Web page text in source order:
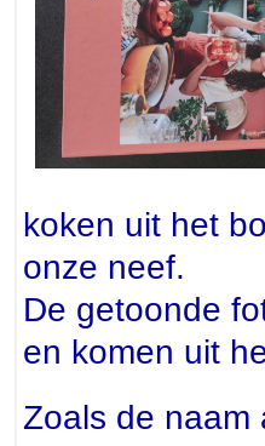
koken uit het
onze neef.
De getoonde
en komen uit
Zoals de